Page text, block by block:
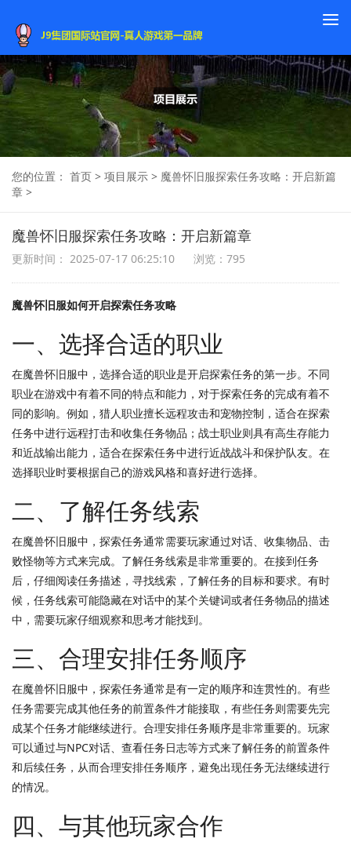
您的位置： 首页 > 项目展示 > 魔兽怀旧服探索任务攻略：开启新篇
章 >
魔兽怀旧服探索任务攻略：开启新篇章
更新时间： 2025-07-17 06:25:10 浏览：795
魔兽怀旧服如何开启探索任务攻略
一、选择合适的职业
在魔兽怀旧服中，选择合适的职业是开启探索任务的第一步。不同
职业在游戏中有着不同的特点和能力，对于探索任务的完成有着不
同的影响。例如，猎人职业擅长远程攻击和宠物控制，适合在探索
任务中进行远程打击和收集任务物品；战士职业则具有高生存能力
和近战输出能力，适合在探索任务中进行近战战斗和保护队友。在
选择职业时要根据自己的游戏风格和喜好进行选择。
二、了解任务线索
在魔兽怀旧服中，探索任务通常需要玩家通过对话、收集物品、击
败怪物等方式来完成。了解任务线索是非常重要的。在接到任务
后，仔细阅读任务描述，寻找线索，了解任务的目标和要求。有时
候，任务线索可能隐藏在对话中的某个关键词或者任务物品的描述
中，需要玩家仔细观察和思考才能找到。
三、合理安排任务顺序
在魔兽怀旧服中，探索任务通常是有一定的顺序和连贯性的。有些
任务需要完成其他任务的前置条件才能接取，有些任务则需要先完
成某个任务才能继续进行。合理安排任务顺序是非常重要的。玩家
可以通过与NPC对话、查看任务日志等方式来了解任务的前置条件
和后续任务，从而合理安排任务顺序，避免出现任务无法继续进行
的情况。
四、与其他玩家合作